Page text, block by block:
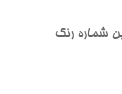
شماره رنگ